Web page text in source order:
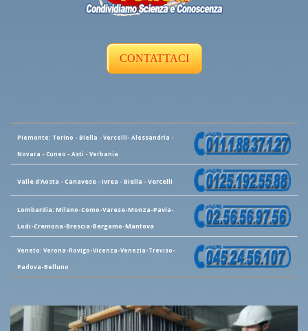
CONTATTACI
Piemonte: Torino - Biella - Vercelli- Alessandria -
Novara - Cuneo - Asti - Verbania
Valle d'Aosta - Canavese - Ivrea - Biella - Vercelli
Lombardia: Milano-Como-Varese-Monza-Pavia-
Lodi-Cremona-Brescia-Bergamo-Mantova
Veneto: Verona-Rovigo-Vicenza-Venezia-Treviso-
Padova-Belluno